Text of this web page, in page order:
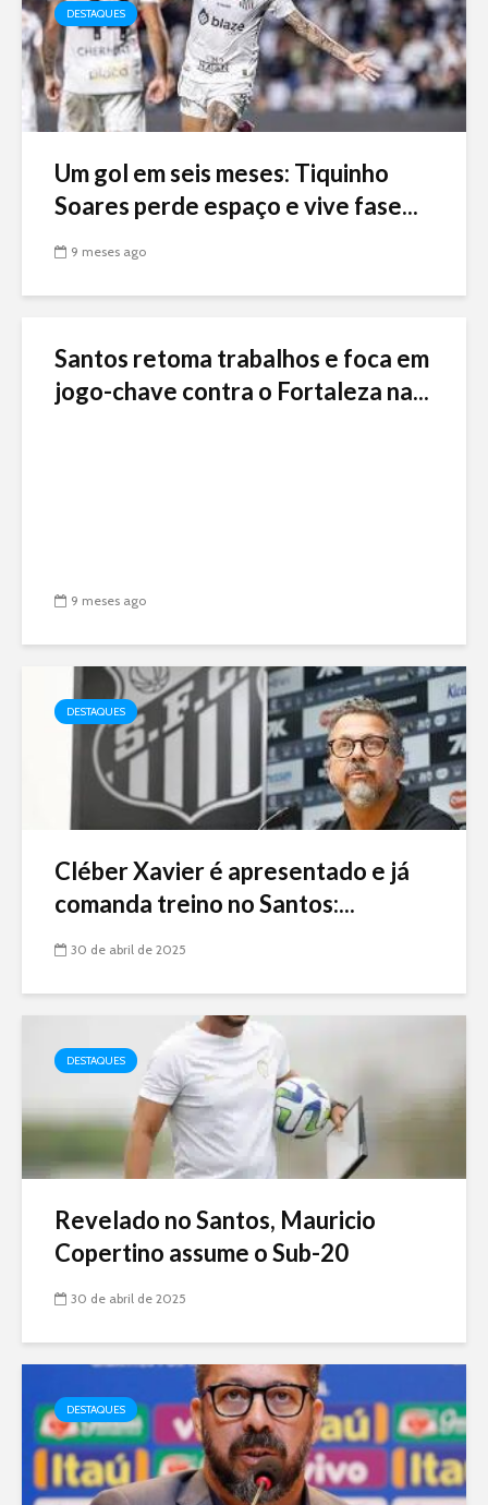
DESTAQUES
Um gol em seis meses: Tiquinho
Soares perde espaço e vive fase...
9 meses ago
Santos retoma trabalhos e foca em
jogo-chave contra o Fortaleza na...
9 meses ago
DESTAQUES
Cléber Xavier é apresentado e já
comanda treino no Santos:...
30 de abril de 2025
DESTAQUES
Revelado no Santos, Mauricio
Copertino assume o Sub-20
30 de abril de 2025
DESTAQUES